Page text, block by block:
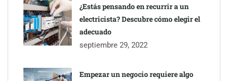
¿Estás pensando en recurrir a un
electricista? Descubre cómo elegir el
adecuado
septiembre 29, 2022
Empezar un negocio requiere algo